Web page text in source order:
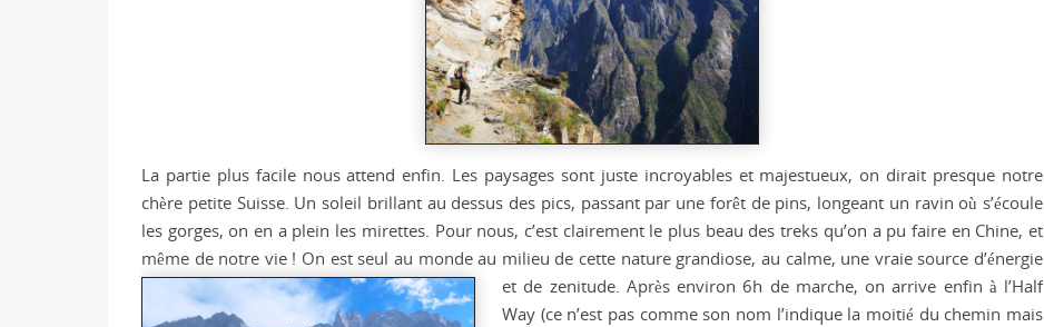
La partie plus facile nous attend enfin. Les paysages sont juste incroyables et majestueux, on dirait presque notre
chère petite Suisse. Un soleil brillant au dessus des pics, passant par une forêt de pins, longeant un ravin où s’écoule
les gorges, on en a plein les mirettes. Pour nous, c’est clairement le plus beau des treks qu’on a pu faire en Chine, et
même de notre vie ! On est seul au monde au milieu de cette nature grandiose, au calme, une vraie source d’énergie
et de zenitude. Après environ 6h de marche, on arrive enfin à l’Half
Way (ce n’est pas comme son nom l’indique la moitié du chemin mais